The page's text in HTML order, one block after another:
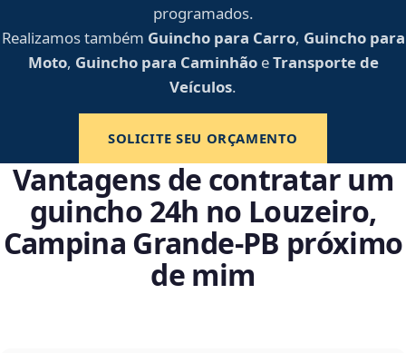
programados.
Realizamos também Guincho para Carro, Guincho para
Moto, Guincho para CaminhãoeTransporte de
Veículos.
SOLICITE SEU ORÇAMENTO
Vantagens de contratar um
guincho 24h no Louzeiro,
Campina Grande‑PB próximo
de mim